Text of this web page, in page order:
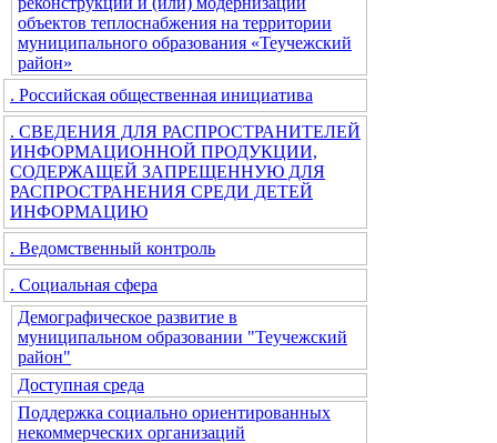
объектов теплоснабжения на территории
муниципального образования «Теучежский
район»
. Российская общественная инициатива
. СВЕДЕНИЯ ДЛЯ РАСПРОСТРАНИТЕЛЕЙ
ИНФОРМАЦИОННОЙ ПРОДУКЦИИ,
СОДЕРЖАЩЕЙ ЗАПРЕЩЕННУЮ ДЛЯ
РАСПРОСТРАНЕНИЯ СРЕДИ ДЕТЕЙ
ИНФОРМАЦИЮ
. Ведомственный контроль
. Социальная сфера
Демографическое развитие в
муниципальном образовании "Теучежский
район"
Доступная среда
Поддержка социально ориентированных
некоммерческих организаций